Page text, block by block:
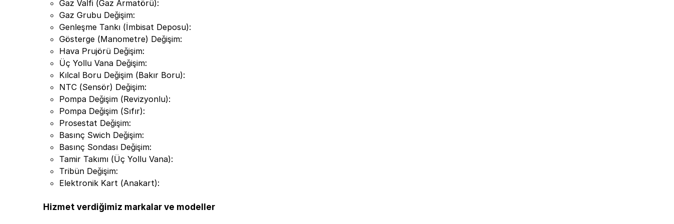
Gaz Valfi (Gaz Armatörü):
Gaz Grubu Değişim:
Genleşme Tankı (İmbisat Deposu):
Gösterge (Manometre) Değişim:
Hava Prujörü Değişim:
Üç Yollu Vana Değişim:
Kılcal Boru Değişim (Bakır Boru):
NTC (Sensör) Değişim:
Pompa Değişim (Revizyonlu):
Pompa Değişim (Sıfır):
Prosestat Değişim:
Basınç Swich Değişim:
Basınç Sondası Değişim:
Tamir Takımı (Üç Yollu Vana):
Tribün Değişim:
Elektronik Kart (Anakart):
Hizmet verdiğimiz markalar ve modeller